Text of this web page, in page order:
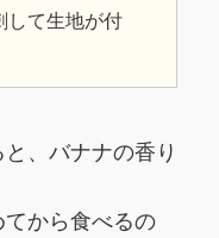
して生地が付
、バナナの香り
から食べるの